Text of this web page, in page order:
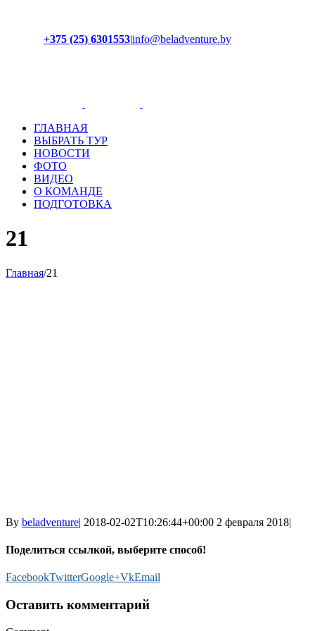
+375 (25) 6301553|info@beladventure.by
ГЛАВНАЯ
ВЫБРАТЬ ТУР
НОВОСТИ
ФОТО
ВИДЕО
О КОМАНДЕ
ПОДГОТОВКА
21
Главная/21
By beladventure| 2018-02-02T10:26:44+00:00 2 февраля 2018|
Поделиться ссылкой, выберите способ!
FacebookTwitterGoogle+VkEmail
Оставить комментарий